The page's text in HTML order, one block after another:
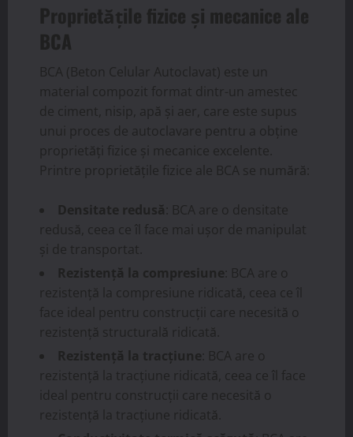
Proprietățile fizice și mecanice ale
BCA
BCA (Beton Celular Autoclavat) este un
material compozit format dintr-un amestec
de ciment, nisip, apă și aer, care este supus
unui proces de autoclavare pentru a obține
proprietăți fizice și mecanice excelente.
Printre proprietățile fizice ale BCA se numără:
Densitate redusă : BCA are o densitate
redusă, ceea ce îl face mai ușor de manipulat
și de transportat.
Rezistență la compresiune : BCA are o
rezistență la compresiune ridicată, ceea ce îl
face ideal pentru construcții care necesită o
rezistență structurală ridicată.
Rezistență la tracțiune : BCA are o
rezistență la tracțiune ridicată, ceea ce îl face
ideal pentru construcții care necesită o
rezistență la tracțiune ridicată.